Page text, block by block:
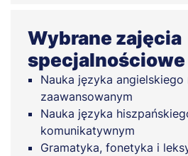
Wybrane zajęcia
specjalnościowe
Nauka języka
zaawansowanym
Nauka języka
komunikatywnym
Gramatyka, fonetyka i